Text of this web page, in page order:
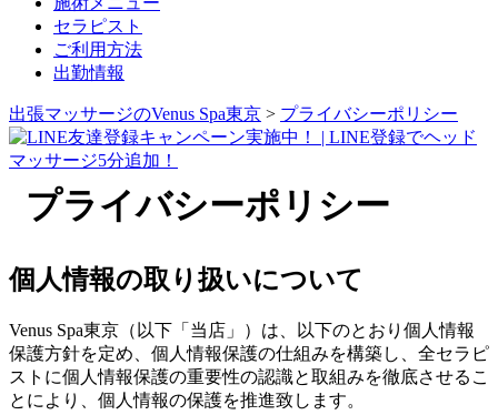
セラピスト
ご利用方法
出勤情報
出張マッサージのVenus Spa東京 > プライバシーポリシー
プライバシーポリシー
個人情報の取り扱いについて
Venus Spa東京（以下「当店」）は、以下のとおり個人情報
保護方針を定め、個人情報保護の仕組みを構築し、全セラピ
ストに個人情報保護の重要性の認識と取組みを徹底させるこ
とにより、個人情報の保護を推進致します。